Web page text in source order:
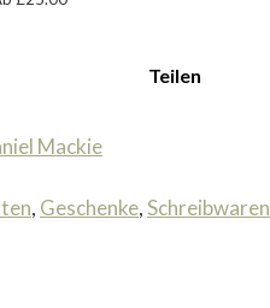
Teilen
Mackie
, Geschenke,Schreibwaren